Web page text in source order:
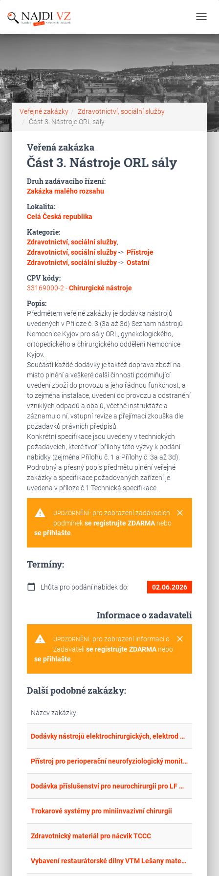
Veřejné zakázky
Zdravotnictví, sociální služby
Část 3. Nástroje ORL sály
Veřená zakázka
Část 3. Nástroje ORL sály
Druh zadávacího řízení:
Zakázka malého rozsahu
Lokalita:
Celá Česká republika
Kategorie:
Zdravotnictví, sociální služby,
Zdravotnictví, sociální služby-> Přístroje
Zdravotnictví, sociální služby-> Ostatní
CPV kódy:
33169000-2 -Chirurgické nástroje
Popis:
Předmětem veřejné zakázky je dodávka nástrojů
uvedených v Příloze č. 3 (3a až 3d) Seznam nástrojů
Nemocnice Kyjov pro sály ORL, gynekologického,
ortopedického a chirurgického oddělení Nemocnice
Kyjov.
Součástí každé dodávky je taktéž doprava zboží na
místo plnění a veškeré další činnosti podmiňující
uvedení zboží do provozu a jeho řádnou funkčnost, a
to zejména instalace, uvedení do provozu a odstranění
vzniklých odpadů a obalů, včetně instruktáže a
záznamu o ní, vstupní revize a přejímací zkouška dle
požadavků právních předpisů.
Konkrétní specifikace jsou uvedeny v technických
požadavcích, které tvoří přílohy této výzvy k podání
nabídky (zejména Přílohu č. 1 a Přílohy č. 3a až 3d).
Podrobný a přesný popis předmětu plnění veřejné
zakázky a specifikace požadovaných zařízení je
uvedena v příloze č.1 Technická specifikace.
warning clear
UPOZORNĚNÍ: pro zobrazení zadávacích
podmínekse registrujte ZDARMAnebo
se přihlašte.
Termíny:
calendar_today Lhůta pro podání nabídek do: 02.06.2026
Informace o zadavateli
warning clear
UPOZORNĚNÍ: pro zobrazení informací o
zadavateli se registrujte ZDARMAnebo
se přihlašte.
Další podobné zakázky:
Název zakázky
Dodávky nástrojů elektrochirurgických, elektrod a souvisejícího spotřebního materiálu – ČÁST II. ke generátorům ESG-400 (a OR-VAC jednotkám) výr. OLYMPUS
Přístroj pro perioperační neurofyziologický monitoring
Dodávka příslušenství pro neurochirurgii pro LF OU 2
Trokarové systémy pro miniinvazivní chirurgii
Zdravotnický materiál pro nácvik TCCC
Vybavení restaurátorské dílny VTM Lešany materiálem